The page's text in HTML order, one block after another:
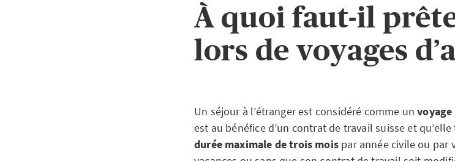
À quoi faut-il
lors de voyages
Un séjour à l’étranger est considéré comme unvoyage
est au bénéfice d’un contrat de travail suisse et
durée maximale de trois mois par année civile ou par